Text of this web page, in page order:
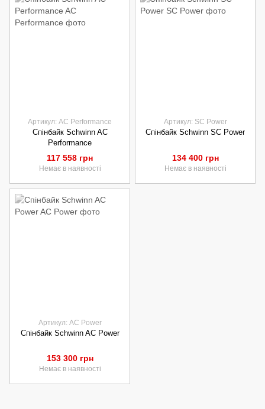
Артикул: AC Performance
Спінбайк Schwinn AC
Performance
117 558 грн
Немає в наявності
Артикул: SC Power
Спінбайк Schwinn SC Power
134 400 грн
Немає в наявності
Артикул: AC Power
Спінбайк Schwinn AC Power
153 300 грн
Немає в наявності